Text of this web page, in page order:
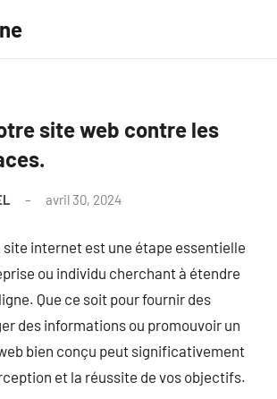
site web contre les
avril 30, 2024
site internet est une étape essentielle
ou individu cherchant à étendre
Que ce soit pour fournir des
des informations ou promouvoir un
bien conçu peut significativement
et la réussite de vos objectifs.